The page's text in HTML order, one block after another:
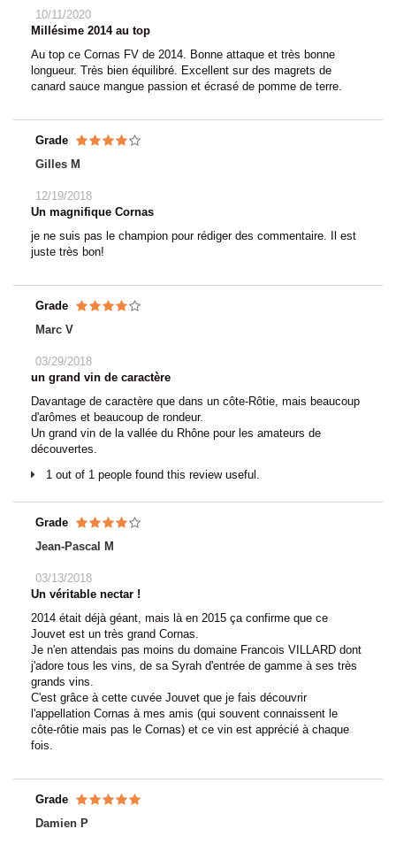
10/11/2020
Millésime 2014 au top
Au top ce Cornas FV de 2014. Bonne attaque et très bonne
longueur. Très bien équilibré. Excellent sur des magrets de
canard sauce mangue passion et écrasé de pomme de terre.
Grade
Gilles M
12/19/2018
Un magnifique Cornas
je ne suis pas le champion pour rédiger des commentaire. Il est
juste très bon!
Grade
Marc V
03/29/2018
un grand vin de caractère
Davantage de caractère que dans un côte-Rôtie, mais beaucoup
d'arômes et beaucoup de rondeur.
Un grand vin de la vallée du Rhône pour les amateurs de
découvertes.
1 out of 1 people found this review useful.
Grade
Jean-Pascal M
03/13/2018
Un véritable nectar !
2014 était déjà géant, mais là en 2015 ça confirme que ce
Jouvet est un très grand Cornas.
Je n'en attendais pas moins du domaine Francois VILLARD dont
j'adore tous les vins, de sa Syrah d'entrée de gamme à ses très
grands vins.
C'est grâce à cette cuvée Jouvet que je fais découvrir
l'appellation Cornas à mes amis (qui souvent connaissent le
côte-rôtie mais pas le Cornas) et ce vin est apprécié à chaque
fois.
Grade
Damien P